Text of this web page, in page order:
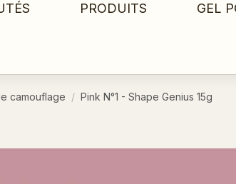
PRODUITS GEL
camouflage Pink N°1 - Shape Genius 15g